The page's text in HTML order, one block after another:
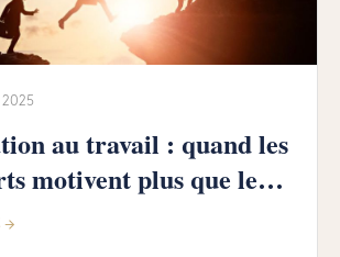
2025
au travail : quand les
motivent plus que les